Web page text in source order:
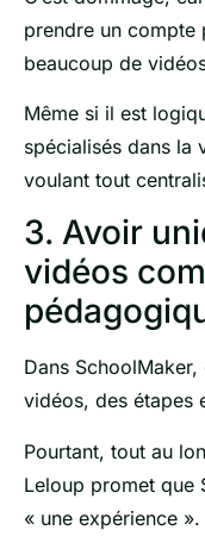
prendre un compte
beaucoup de
Même si il est
spécialisés dans la
voulant tout
3. Avoir
vidéos
Dans
vidéos, des étapes
Pourtant, tout au
Leloup promet que
« une expérience ».